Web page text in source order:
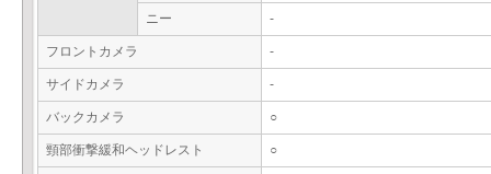
ニー -
フロントカメラ -
サイドカメラ -
バックカメラ ○
頸部衝撃緩和ヘッドレスト ○